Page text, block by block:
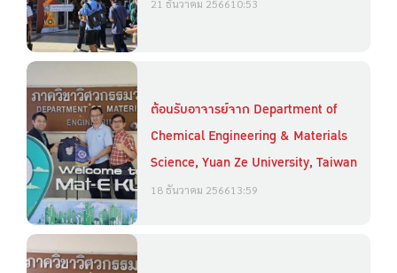
21 ธันวาคม 256610:53
ต้อนรับอาจารย์จาก Department of
Chemical Engineering & Materials
Science, Yuan Ze University, Taiwan
18 ธันวาคม 256613:59